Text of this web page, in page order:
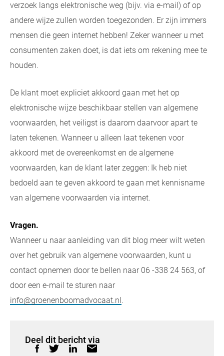
verzoek langs elektronische weg (bijv. via e-mail) of op
andere wijze zullen worden toegezonden. Er zijn immers
mensen die geen internet hebben! Zeker wanneer u met
consumenten zaken doet, is dat iets om rekening mee te
houden.
De klant moet expliciet akkoord gaan met het op
elektronische wijze beschikbaar stellen van algemene
voorwaarden, het veiligst is daarom daarvoor apart te
laten tekenen. Wanneer u alleen laat tekenen voor
akkoord met de overeenkomst en de algemene
voorwaarden, kan de klant later zeggen: Ik heb niet
bedoeld aan te geven akkoord te gaan met kennisname
van algemene voorwaarden via internet.
Vragen.
Wanneer u naar aanleiding van dit blog meer wilt weten
over het gebruik van algemene voorwaarden, kunt u
contact opnemen door te bellen naar 06 -338 24 563, of
door een e-mail te sturen naar
info@groenenboomadvocaat.nl.
Deel dit bericht via